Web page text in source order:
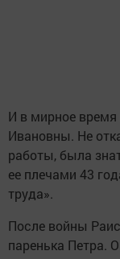
И в мирное
Ивановны. Не
работы, была
ее плечами 43
труда».
После войны
паренька Петра.